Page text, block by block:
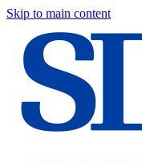
Skip to main content